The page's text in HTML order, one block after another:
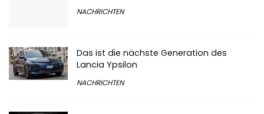
NACHRICHTEN
Das ist die nächste Generation des
Lancia Ypsilon
NACHRICHTEN